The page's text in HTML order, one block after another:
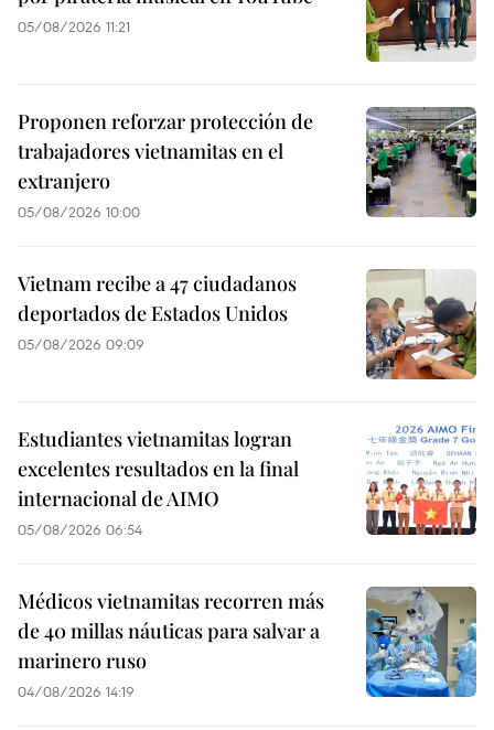
05/08/2026 11:21
Proponen reforzar protección de
trabajadores vietnamitas en el
extranjero
05/08/2026 10:00
Vietnam recibe a 47 ciudadanos
deportados de Estados Unidos
05/08/2026 09:09
Estudiantes vietnamitas logran
excelentes resultados en la final
internacional de AIMO
05/08/2026 06:54
Médicos vietnamitas recorren más
de 40 millas náuticas para salvar a
marinero ruso
04/08/2026 14:19